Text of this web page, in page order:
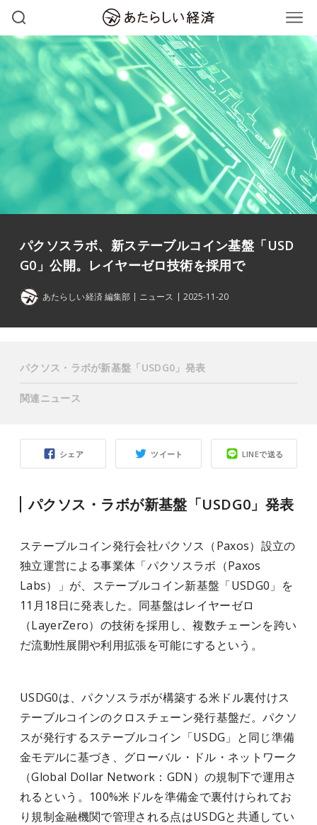
パクソスラボ、新ステーブルコイン基盤「USD
G0」公開。レイヤーゼロ技術を採用で
あたらしい経済 編集部 ニュース 2025-11-20
シェア ツイート LINEで送る
パクソス・ラボが新基盤「USDG0」発表
ステーブルコイン発行会社パクソス（Paxos）設立の
独立運営による事業体「パクソスラボ（Paxos
Labs）」が、ステーブルコイン新基盤「USDG0」を
11月18日に発表した。同基盤はレイヤーゼロ
（LayerZero）の技術を採用し、複数チェーンを跨い
だ流動性展開や利用拡張を可能にするという。
USDG0は、パクソスラボが構築する米ドル裏付けス
テーブルコインのクロスチェーン発行基盤だ。パクソ
スが発行するステーブルコイン「USDG」と同じ準備
金モデルに基づき、グローバル・ドル・ネットワーク
（Global Dollar Network：GDN）の規制下で運用さ
れるという。100%米ドルを準備金で裏付けられてお
り規制金融機関で管理される点はUSDGと共通してい
パクソス・ラボが新基盤「USDG0」発表
関連ニュース